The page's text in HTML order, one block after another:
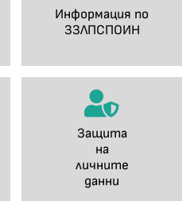
Информация по
ЗЗЛПСПОИН
Защита
на
личните
данни